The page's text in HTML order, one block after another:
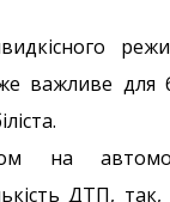
важливе для
на
ДТП,